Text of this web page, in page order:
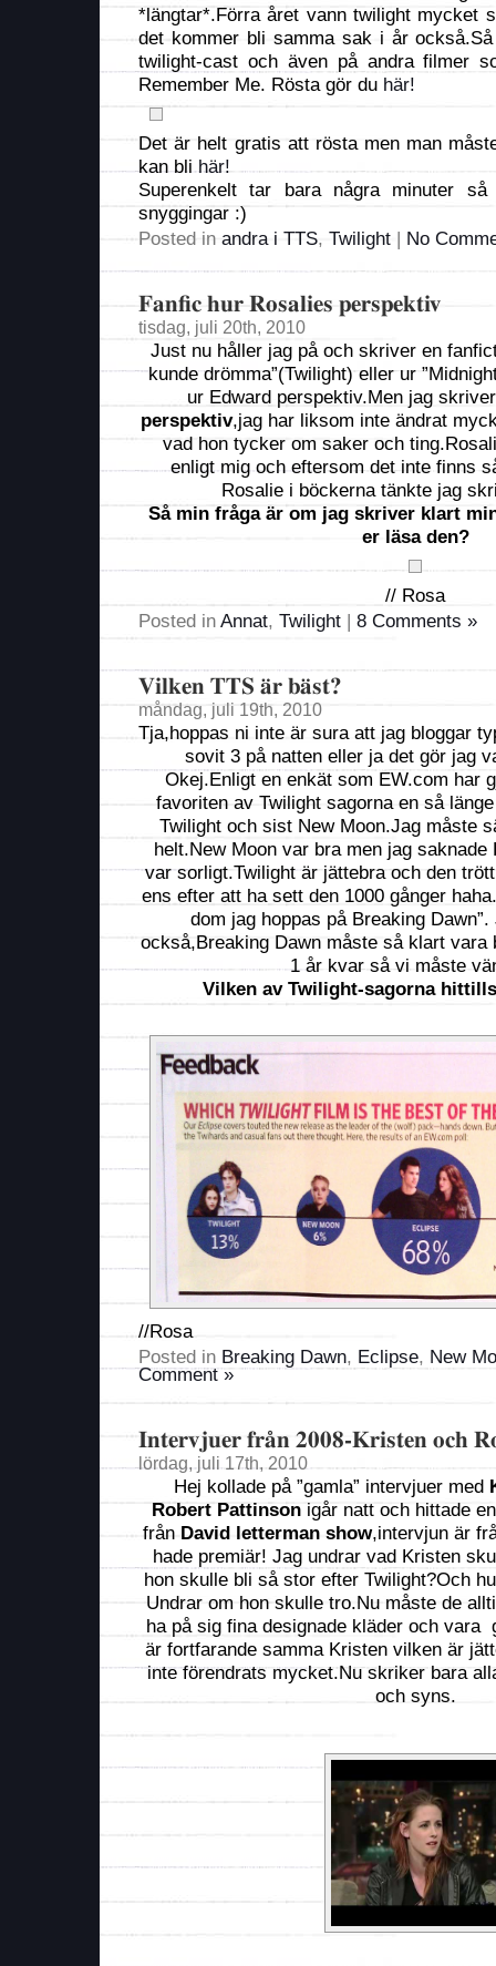
*längtar*.Förra året vann twilight mycket
det kommer bli samma sak i år
twilight-cast och även på andra filmer
Remember Me. Rösta gör du här!
Det är helt gratis att rösta men man
kan blihär!
Superenkelt tar bara några minuter
snyggingar :)
Posted in andra i TTS, Twilight | No
Fanfic hur Rosalies perspektiv
tisdag, juli 20th, 2010
Just nu håller jag på och skriver en
kunde drömma”(Twilight) eller ur
ur Edward perspektiv.Men jag
perspektiv,jag har liksom inte ändrat
vad hon tycker om saker och
enligt mig och eftersom det inte finns
Rosalie i böckerna tänkte jag
Så min fråga är om jag skriver klart
er läsa den?
// Rosa
Posted in Annat, Twilight | 8 Comments »
Vilken TTS är bäst?
måndag, juli 19th, 2010
Tja,hoppas ni inte är sura att jag bloggar
sovit 3 på natten eller ja det gör jag
Okej.Enligt en enkät som EW.com har
favoriten av Twilight sagorna en så
Twilight och sist New Moon.Jag måste
helt.New Moon var bra men jag saknade
var sorligt.Twilight är jättebra och den
ens efter att ha sett den 1000 gånger
dom jag hoppas på Breaking
också,Breaking Dawn måste så klart vara
1 år kvar så vi måste
Vilken av Twilight-sagorna
//Rosa
Posted in Breaking Dawn, Eclipse, New
Comment »
Intervjuer från 2008-Kristen och
lördag, juli 17th, 2010
Hej kollade på ”gamla” intervjuer med
Robert Pattinson igår natt och hittade
frånDavid letterman show,intervjun är
hade premiär! Jag undrar vad Kristen
hon skulle bli så stor efter Twilight?Och
Undrar om hon skulle tro.Nu måste de
ha på sig fina designade kläder och vara
är fortfarande samma Kristen vilken är
inte förendrats mycket.Nu skriker bara
och syns.